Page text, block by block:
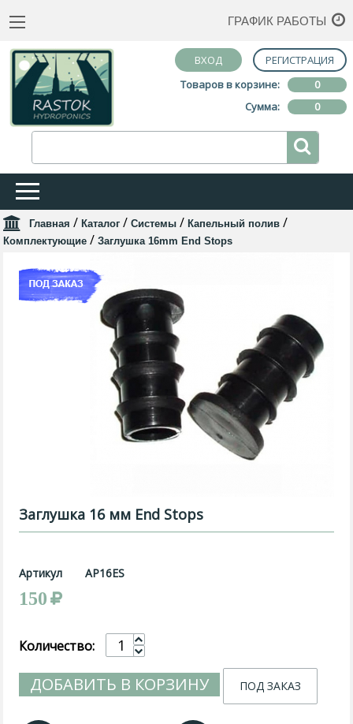
ГРАФИК РАБОТЫ
ВХОД
РЕГИСТРАЦИЯ
Товаров в корзине:
0
Сумма:
0
Главная / Каталог / Системы / Капельный полив /
Комплектующие / Заглушка 16mm End Stops
Заглушка 16 мм End Stops
Артикул AP16ES
150
Количество:
ДОБАВИТЬ В КОРЗИНУ ПОД ЗАКАЗ